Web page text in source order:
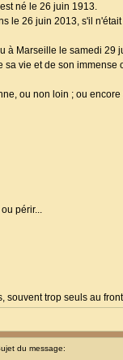
né le 26 juin 1913.
le 26 juin 2013, s'il
à Marseille le samedi 29
vie et de son
ou non loin ; ou
périr...
souvent trop seuls au
du message: